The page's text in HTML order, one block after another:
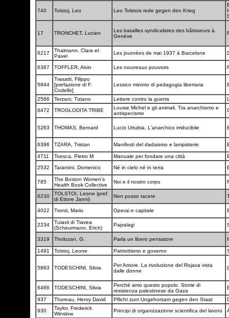
740 Tolstoj, Leo Leo Tolstois rede gegen den Krieg
17 TRONCHET, Lucien
Les batailles syndicalistes des bâtisseurs à
Genève
6217
Thalmann, Clara et
Pavel
Les journées de mai 1937 à Barcelone
6387 TOFFLER, Alvin Les nouveaux pouvoirs
5844
Trasatti, Filippo
[prefazione di F.
Codello]
Lessico minimo di pedagogia libertaria
2586 Terzani, Tiziano Lettere contro la guerra
6472
TROGLODITA TRIBE
Louise Michel e gli animali. Tra anarchismo e
antispecismo
5263 THOMAS, Bernard Lucio Urtubia. L'anarchico irriducibile
6396 TZARA, Tristan Manifesti del dadaismo e lampisterie
4711 Toesca, Pietro M Manuale per fondare una città
2532
Tarantini, Domenico Né in cielo né in terra
785
The Boston Women's
Health Book Collective
Noi e il nostro corpo
6230
TOLSTOI, Leone (pref.
di Ettore Janni)
Non posso tacere
4022 Tronti, Mario Operai e capitale
2234
Tuiavii di Tiavea
(Scheurmann, Erich)
Papalagi
3319 Tholozan, G. Parla un libero pensatore
1491 Tolstoj, Leone Patriottismo e governo
5863 TODESCHINI, Silvia
Per Amore. La rivoluzione del Rojava vista
dalle donne
6466 TODESCHINI, Silvia
Perché amo questo popolo. Storie di
resistenza palestinese da Gaza
937 Thoreau, Henry David Pflicht zum Ungehorsam gegen den Staat
930
Taylor, Frederick
Winslow
Principi di organizzazione scientifica del lavoro